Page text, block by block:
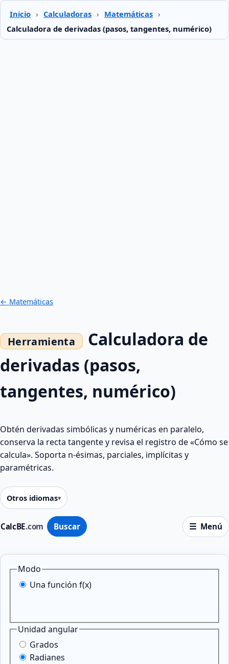
Inicio › Calculadoras › Matemáticas ›
Calculadora de derivadas (pasos, tangentes, numérico)
CalcBE.com Buscar Menú
← Matemáticas
Calculadora de
derivadas (pasos,
tangentes, numérico)
Obtén derivadas simbólicas y numéricas en paralelo,
conserva la recta tangente y revisa el registro de «Cómo se
calcula». Soporta n‑ésimas, parciales, implícitas y
paramétricas.
Otros idiomas
Modo
Una función f(x)
Unidad angular
Grados
Radianes